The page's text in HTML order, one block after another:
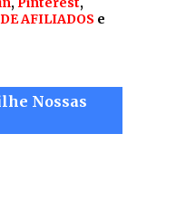
AFILIADOS e
Nossas